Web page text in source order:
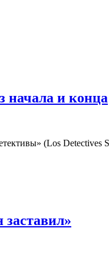
начала и конца
(Los